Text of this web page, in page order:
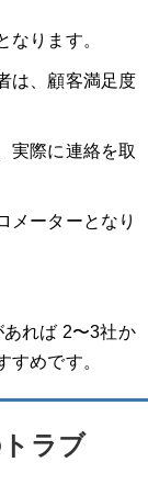
ります。
は、顧客満足度
実際に連絡を取
メーターとなり
れば 2〜3社か
すめです。
ラブ